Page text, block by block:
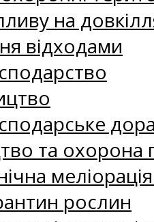
на
відходами
та
рослин